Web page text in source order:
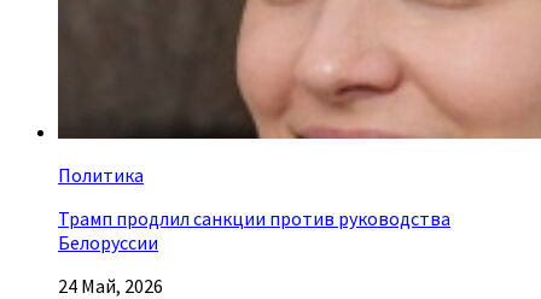
Политика
Трамп продлил санкции против руководства
Белоруссии
24 Май, 2026